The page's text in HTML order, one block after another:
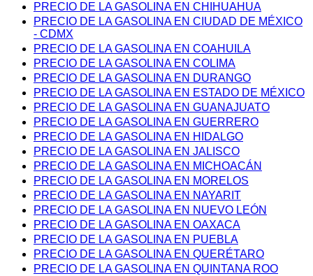
PRECIO DE LA GASOLINA EN CHIHUAHUA
PRECIO DE LA GASOLINA EN CIUDAD DE MÉXICO
- CDMX
PRECIO DE LA GASOLINA EN COAHUILA
PRECIO DE LA GASOLINA EN COLIMA
PRECIO DE LA GASOLINA EN DURANGO
PRECIO DE LA GASOLINA EN ESTADO DE MÉXICO
PRECIO DE LA GASOLINA EN GUANAJUATO
PRECIO DE LA GASOLINA EN GUERRERO
PRECIO DE LA GASOLINA EN HIDALGO
PRECIO DE LA GASOLINA EN JALISCO
PRECIO DE LA GASOLINA EN MICHOACÁN
PRECIO DE LA GASOLINA EN MORELOS
PRECIO DE LA GASOLINA EN NAYARIT
PRECIO DE LA GASOLINA EN NUEVO LEÓN
PRECIO DE LA GASOLINA EN OAXACA
PRECIO DE LA GASOLINA EN PUEBLA
PRECIO DE LA GASOLINA EN QUERÉTARO
PRECIO DE LA GASOLINA EN QUINTANA ROO